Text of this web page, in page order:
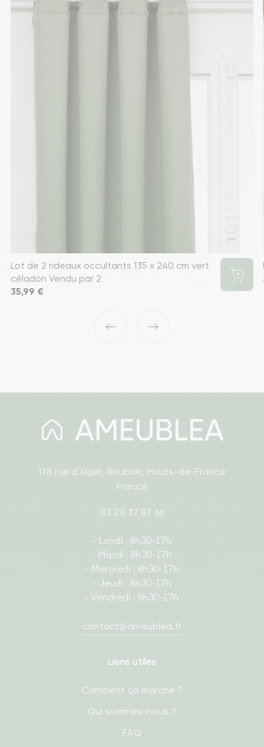
Lot de 2 rideaux occultants 135 x 240 cm vert
céladon Vendu par 2
Prix
35,99 €
‹ ›
178 rue d'Alger, Roubaix, Hauts-de-France
France
03 20 37 87 66
- Lundi : 8h30-17h
- Mardi : 8h30-17h
- Mercredi : 8h30-17h
- Jeudi : 8h30-17h
- Vendredi : 8h30-17h
contact@ameublea.fr
Liens utiles
Comment ça marche ?
Qui sommes-nous ?
FAQ